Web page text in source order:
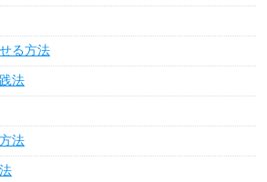
る方法
法
法